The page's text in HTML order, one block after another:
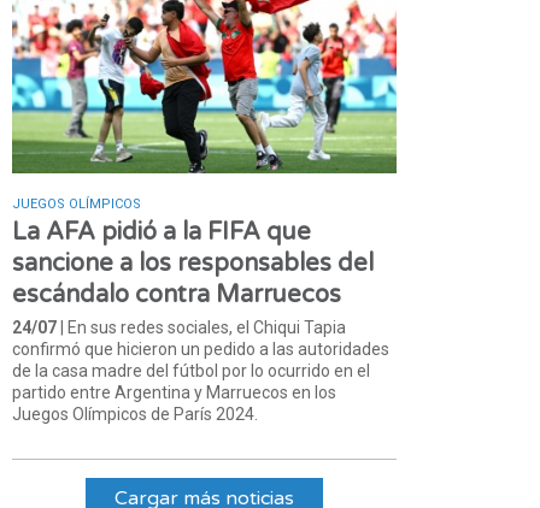
JUEGOS OLÍMPICOS
La AFA pidió a la FIFA que
sancione a los responsables del
escándalo contra Marruecos
24/07 | En sus redes sociales, el Chiqui Tapia
confirmó que hicieron un pedido a las autoridades
de la casa madre del fútbol por lo ocurrido en el
partido entre Argentina y Marruecos en los
Juegos Olímpicos de París 2024.
Cargar más noticias